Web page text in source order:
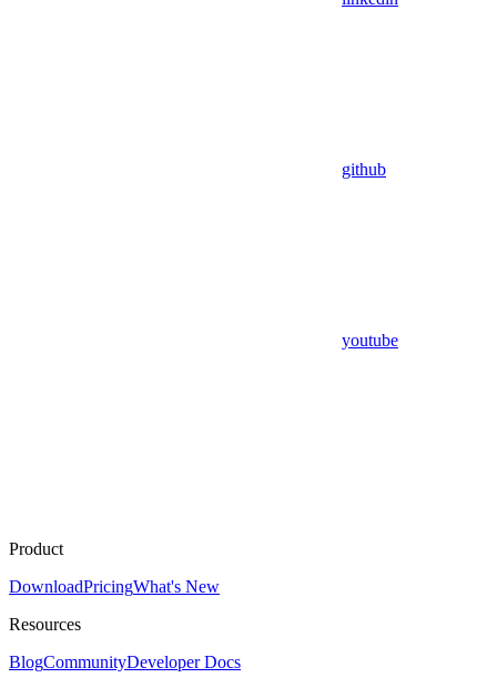
github
youtube
Product
DownloadPricingWhat's New
Resources
BlogCommunityDeveloper Docs